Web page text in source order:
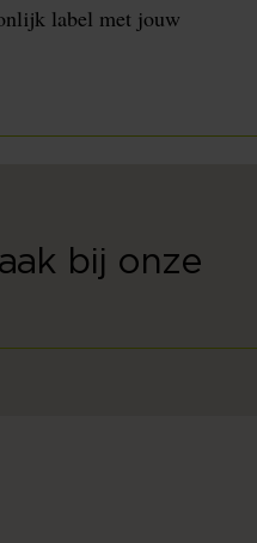
label met jouw
bij onze